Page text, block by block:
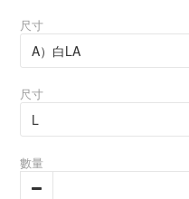
尺寸
尺寸
數量